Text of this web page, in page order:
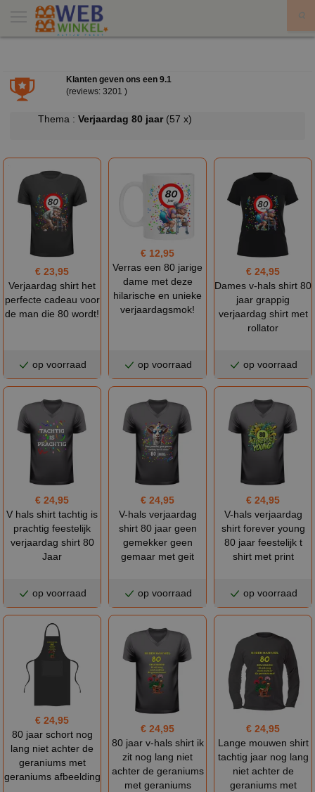
Klanten geven ons een 9.1
(reviews: 3201 )
Thema : Verjaardag 80 jaar (57 x)
€ 23,95
Verjaardag shirt het
perfecte cadeau voor
de man die 80 wordt!
op voorraad
€ 12,95
Verras een 80 jarige
dame met deze
hilarische en unieke
verjaardagsmok!
op voorraad
€ 24,95
Dames v-hals shirt 80
jaar grappig
verjaardag shirt met
rollator
op voorraad
€ 24,95
V hals shirt tachtig is
prachtig feestelijk
verjaardag shirt 80
Jaar
op voorraad
€ 24,95
V-hals verjaardag
shirt 80 jaar geen
gemekker geen
gemaar met geit
op voorraad
€ 24,95
V-hals verjaardag
shirt forever young
80 jaar feestelijk t
shirt met print
op voorraad
€ 24,95
80 jaar schort nog
lang niet achter de
geraniums met
geraniums afbeelding
€ 24,95
80 jaar v-hals shirt ik
zit nog lang niet
achter de geraniums
met geraniums
€ 24,95
Lange mouwen shirt
tachtig jaar nog lang
niet achter de
geraniums met